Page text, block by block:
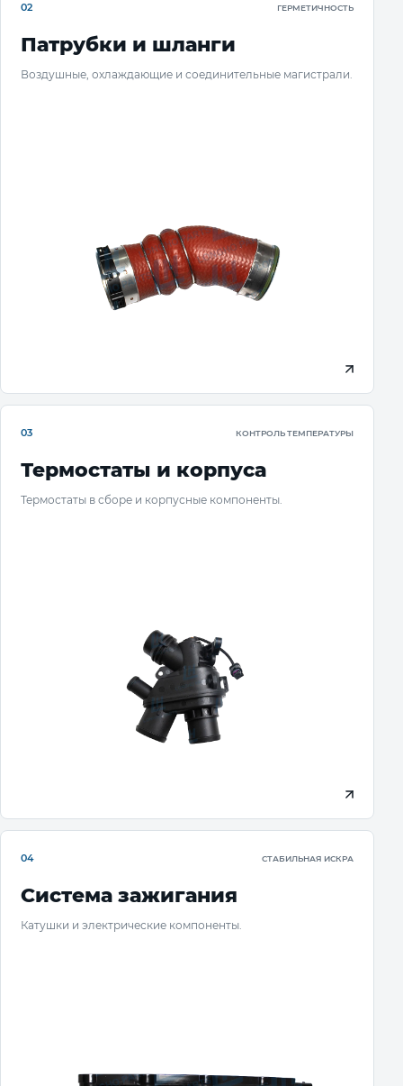
02 ГЕРМЕТИЧНОСТЬ
Патрубки и шланги
Воздушные, охлаждающие и соединительные магистрали.
03 КОНТРОЛЬ ТЕМПЕРАТУРЫ
Термостаты и корпуса
Термостаты в сборе и корпусные компоненты.
04 СТАБИЛЬНАЯ ИСКРА
Система зажигания
Катушки и электрические компоненты.